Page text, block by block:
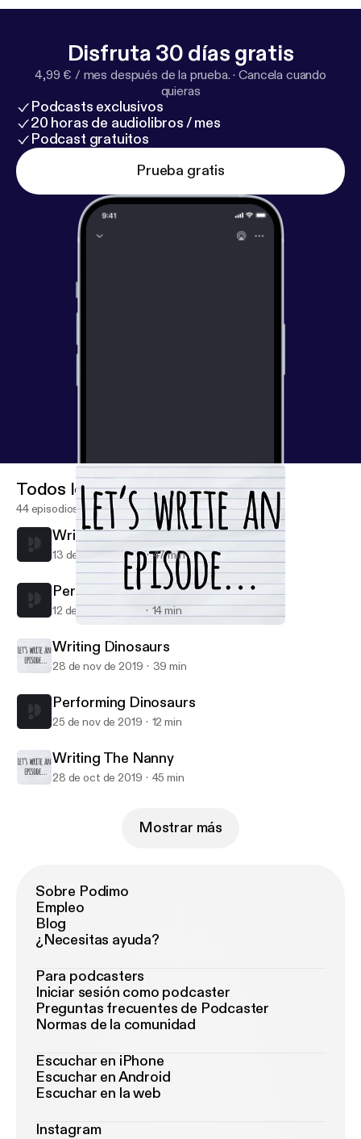
Disfruta 30 días gratis
4,99 € / mes después de la prueba. ·Cancela cuando
quieras
Podcasts exclusivos
20 horas de audiolibros / mes
Podcast gratuitos
Prueba gratis
Let's Write an Episode
Todos los episodios
44 episodios
Writing Dharma and Greg
13 de mar de 2020 47 min
Performing Dharma and Greg
12 de mar de 2020 14 min
Writing Dinosaurs
28 de nov de 2019 39 min
Performing Dinosaurs
25 de nov de 2019 12 min
Writing The Nanny
28 de oct de 2019 45 min
Mostrar más
Sobre Podimo
Empleo
Blog
¿Necesitas ayuda?
Para podcasters
Iniciar sesión como podcaster
Preguntas frecuentes de Podcaster
Normas de la comunidad
Escuchar en iPhone
Escuchar en Android
Escuchar en la web
Instagram